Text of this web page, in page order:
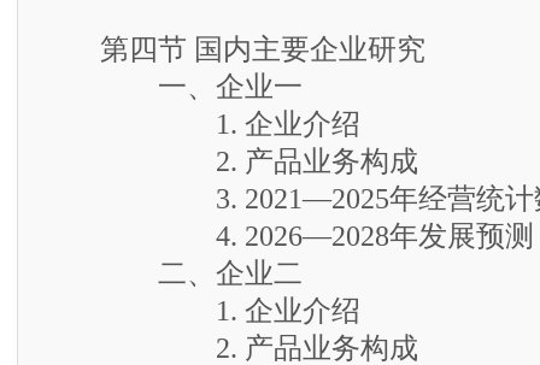
第四节 国内主要企业研究
一、企业一
1. 企业介绍
2. 产品业务构成
3. 2021—2025年经营统计
4. 2026—2028年发展预测
二、企业二
1. 企业介绍
2. 产品业务构成